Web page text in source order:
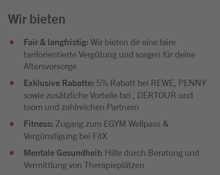
Wir bieten
Fair & langfristig: Wir bieten dir eine faire
tariforientierte Vergütung und sorgen für deine
Altersvorsorge
Exklusive Rabatte: 5% Rabatt bei REWE, PENNY
sowie zusätzliche Vorteile bei , DERTOUR und
toom und zahlreichen Partnern
Fitness: Zugang zum EGYM Wellpass &
Vergünstigung bei FitX
Mentale Gesundheit: Hilfe durch Beratung und
Vermittlung von Therapieplätzen